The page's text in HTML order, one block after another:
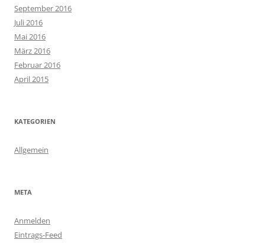
September 2016
Juli 2016
Mai 2016
März 2016
Februar 2016
April 2015
KATEGORIEN
Allgemein
META
Anmelden
Eintrags-Feed